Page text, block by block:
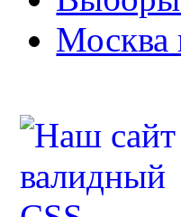
Москва